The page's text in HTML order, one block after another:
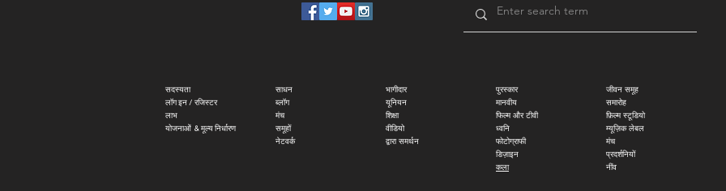
सदस्यता
लॉग इन / रजिस्टर
लाभ
योजनाओं & मूल्य निर्धारण
साधन
ब्लॉग
मंच
समूहों
नेटवर्क
भागीदार
यूनियन
शिक्षा
वीडियो
द्वारा समर्थन
पुरस्कार
मानवीय
फिल्म और टीवी
ध्वनि
फोटोग्राफी
डिज़ाइन
कला
जीवन समूह
समारोह
फ़िल्म स्टूडियो
म्यूज़िक लेबल
मंच
प्रदर्शनियों
नींव